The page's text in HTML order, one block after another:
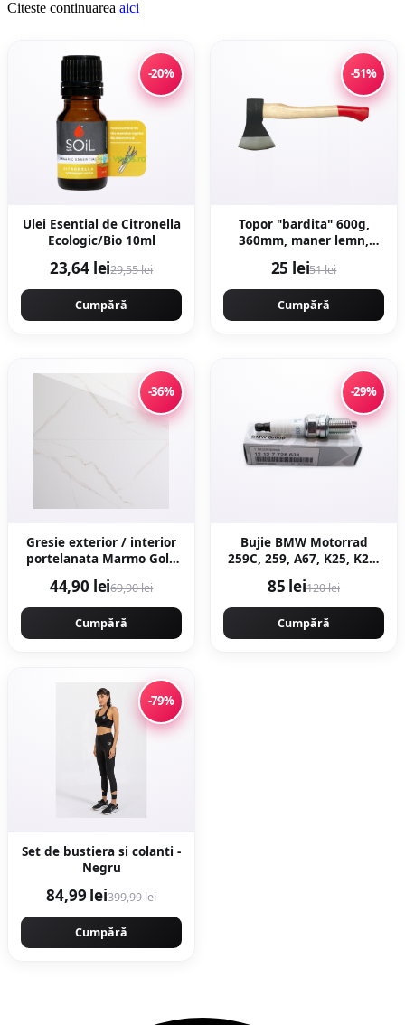
Citeste continuarea aici
-20%
Ulei Esential de Citronella
Ecologic/Bio 10ml
23,64 lei29,55 lei
Cumpără
-51%
Topor "bardita" 600g,
360mm, maner lemn,
Tec MX435
25 lei51 lei
Cumpără
-36%
Gresie exterior / interior
portelanata Marmo Gold
rectificata tip marmura
44,90 lei69,90 lei
Cumpără
-29%
Bujie BMW Motorrad
259C, 259, A67, K25, K26,
R22, R28
85 lei120 lei
Cumpără
-79%
Set de bustiera si colanti -
Negru
84,99 lei399,99 lei
Cumpără